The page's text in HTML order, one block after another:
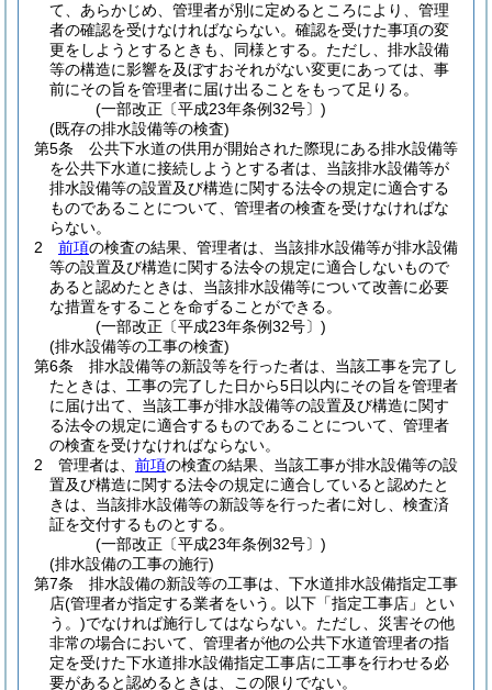
て、あらかじめ、管理者が別に定めるところにより、管理
者の確認を受けなければならない。 確認を受けた事項の変
更をしようとするときも、同様とする。 ただし、排水設備
等の構造に影響を及ぼすおそれがない変更にあっては、事
前にその旨を管理者に届け出ることをもって足りる。
(一部改正〔平成23年条例32号〕)
(既存の排水設備等の検査)
第5条
公共下水道の供用が開始された際現にある排水設備等
を公共下水道に接続しようとする者は、当該排水設備等が
排水設備等の設置及び構造に関する法令の規定に適合する
ものであることについて、管理者の検査を受けなければな
らない。
2
前項の検査の結果、管理者は、当該排水設備等が排水設備
等の設置及び構造に関する法令の規定に適合しないもので
あると認めたときは、当該排水設備等について改善に必要
な措置をすることを命ずることができる。
(一部改正〔平成23年条例32号〕)
(排水設備等の工事の検査)
第6条
排水設備等の新設等を行った者は、当該工事を完了し
たときは、工事の完了した日から5日以内にその旨を管理者
に届け出て、当該工事が排水設備等の設置及び構造に関す
る法令の規定に適合するものであることについて、管理者
の検査を受けなければならない。
2
管理者は、 前項の検査の結果、当該工事が排水設備等の設
置及び構造に関する法令の規定に適合していると認めたと
きは、当該排水設備等の新設等を行った者に対し、検査済
証を交付するものとする。
(一部改正〔平成23年条例32号〕)
(排水設備の工事の施行)
第7条
排水設備の新設等の工事は、下水道排水設備指定工事
店(管理者が指定する業者をいう。以下「指定工事店」とい
う。)でなければ施行してはならない。 ただし、災害その他
非常の場合において、管理者が他の公共下水道管理者の指
定を受けた下水道排水設備指定工事店に工事を行わせる必
要があると認めるときは、この限りでない。